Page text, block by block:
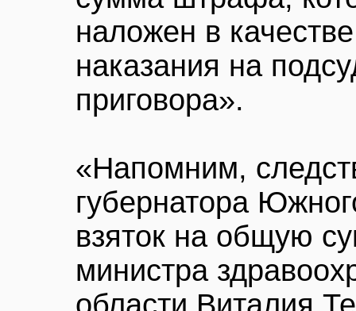
наложен в
наказания на
приговора».
«Напомним,
губернатора
взяток на общую
министра